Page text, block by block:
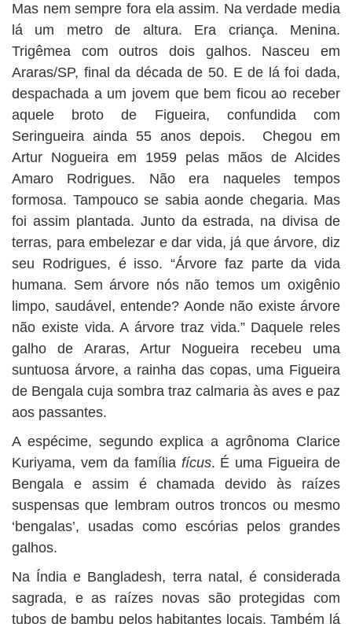
Mas nem sempre fora ela assim. Na verdade media
lá um metro de altura. Era criança. Menina.
Trigêmea com outros dois galhos. Nasceu em
Araras/SP, final da década de 50. E de lá foi dada,
despachada a um jovem que bem ficou ao receber
aquele broto de Figueira, confundida com
Seringueira ainda 55 anos depois. Chegou em
Artur Nogueira em 1959 pelas mãos de Alcides
Amaro Rodrigues. Não era naqueles tempos
formosa. Tampouco se sabia aonde chegaria. Mas
foi assim plantada. Junto da estrada, na divisa de
terras, para embelezar e dar vida, já que árvore, diz
seu Rodrigues, é isso. “Árvore faz parte da vida
humana. Sem árvore nós não temos um oxigênio
limpo, saudável, entende? Aonde não existe árvore
não existe vida. A árvore traz vida.” Daquele reles
galho de Araras, Artur Nogueira recebeu uma
suntuosa árvore, a rainha das copas, uma Figueira
de Bengala cuja sombra traz calmaria às aves e paz
aos passantes.
A espécime, segundo explica a agrônoma Clarice
Kuriyama, vem da família fícus. É uma Figueira de
Bengala e assim é chamada devido às raízes
suspensas que lembram outros troncos ou mesmo
‘bengalas’, usadas como escórias pelos grandes
galhos.
Na Índia e Bangladesh, terra natal, é considerada
sagrada, e as raízes novas são protegidas com
tubos de bambu pelos habitantes locais. Também lá